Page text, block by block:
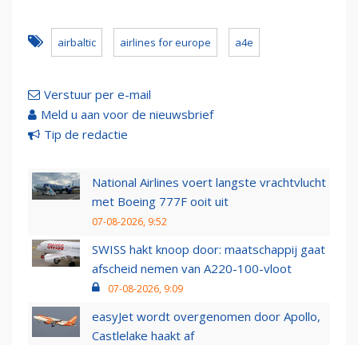
airbaltic airlines for europe a4e
Verstuur per e-mail
Meld u aan voor de nieuwsbrief
Tip de redactie
National Airlines voert langste vrachtvlucht
met Boeing 777F ooit uit
07-08-2026, 9:52
SWISS hakt knoop door: maatschappij gaat
afscheid nemen van A220-100-vloot
07-08-2026, 9:09
easyJet wordt overgenomen door Apollo,
Castlelake haakt af